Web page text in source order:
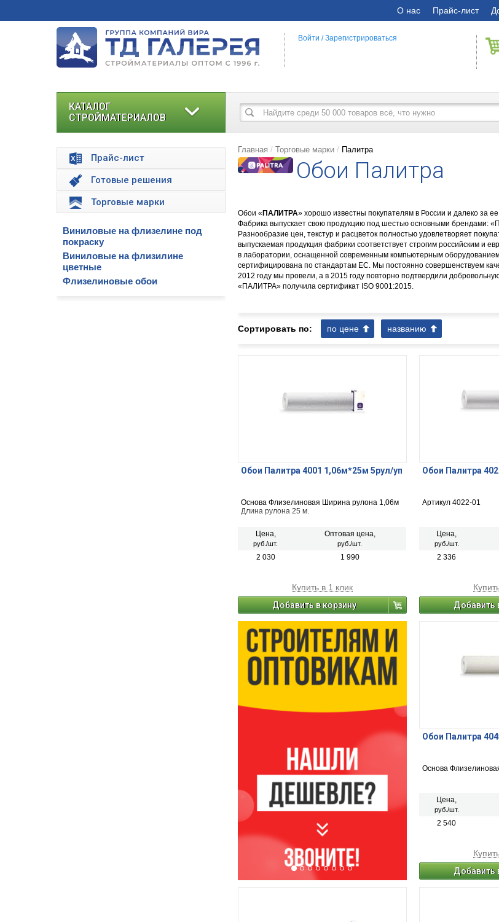
О нас Прайс-лист
Войти /Зарегистрироваться
КАТАЛОГ
СТРОЙМАТЕРИАЛОВ
Прайс-лист
Готовые решения
Торговые марки
Виниловые на флизелине под
покраску
Виниловые на флизилине
цветные
Флизелиновые обои
Главная Торговые марки Палитра
Обои Палитра
Обои « ПАЛИТРА» хорошо известны покупателям в России и далеко за
Фабрика выпускает свою продукцию под шестью основными брендами:
Разнообразие цен, текстур и расцветок полностью удовлетворяет
выпускаемая продукция фабрики соответствует строгим российским и
в лаборатории, оснащенной современным компьютерным
сертифицирована по стандартам ЕС. Мы постоянно совершенствуем
2012 году мы провели, а в 2015 году повторно подтвердили
«ПАЛИТРА» получила сертификат ISO 9001:2015.
Сортировать по: по цене названию
Обои Палитра 4001 1,06м*25м 5рул/уп
Основа Флизелиновая Ширина рулона 1,06м
Длина рулона 25 м.
Цена,
руб./шт.
Оптовая цена,
руб./шт.
2 030 1 990
Купить в 1 клик
Добавить в корзину
Обои Палитра
Артикул 4022-01
Цена,
руб./шт.
2 336
Добавить
Обои Палитра
Основа
Цена,
руб./шт.
2 540
Добавить